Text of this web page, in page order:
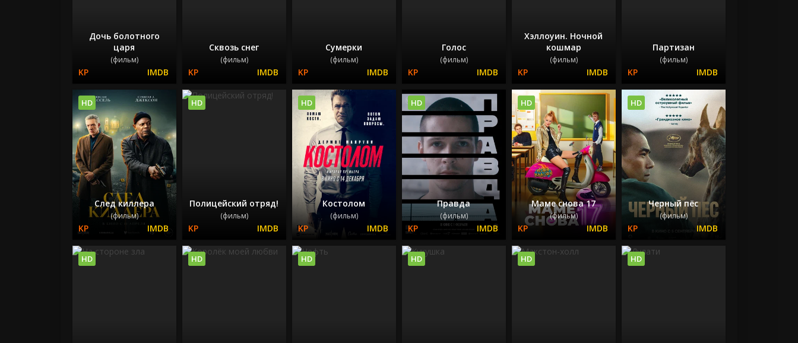
Дочь болотного
царя
(фильм)
Сквозь снег
(фильм)
Сумерки
(фильм)
Голос
(фильм)
Хэллоуин. Ночной
кошмар
(фильм)
Партизан
(фильм)
След киллера
(фильм)
HD
Полицейский отряд!
(фильм)
HD
Костолом
(фильм)
HD
Правда
(фильм)
HD
Маме снова 17
(фильм)
HD
Черный пёс
(фильм)
HD
HD HD HD HD HD HD